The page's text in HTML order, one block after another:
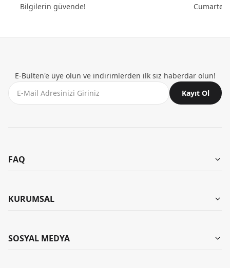
Bilgilerin güvende!
E-Bülten'e üye olun ve indirimlerden ilk siz haberdar olun!
Kayıt Ol
FAQ
Mağazalarımız
Banka Bilgileri
KURUMSAL
Hakkımızda
SOSYAL MEDYA